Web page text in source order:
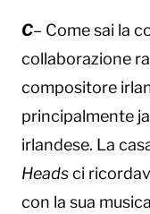
C– Come sai la
collaborazione
compositore
principalmente
irlandese. La
Headsci
con la sua